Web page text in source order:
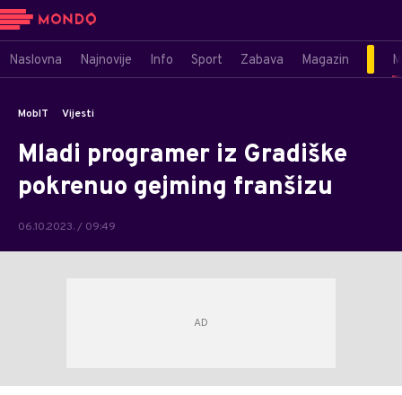
Naslovna Najnovije Info Sport Zabava Magazin
MobIT Vijesti
Mladi programer iz Gradiške
pokrenuo gejming franšizu
06.10.2023. / 09:49